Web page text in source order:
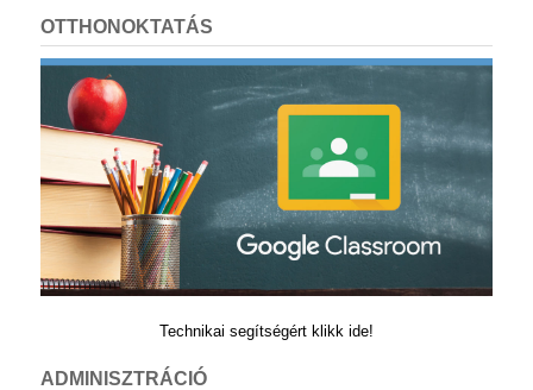
OTTHONOKTATÁS
Technikai segítségért klikk ide!
ADMINISZTRÁCIÓ